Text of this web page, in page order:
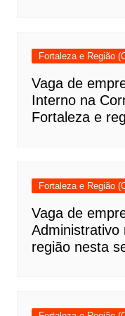
Fortaleza e Região
Vaga de
Interno na
Fortaleza e
Fortaleza e Região
Vaga de
Administrativo
região nesta